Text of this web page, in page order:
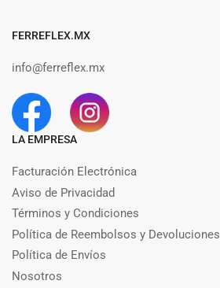
FERREFLEX.MX
info@ferreflex.mx
LA EMPRESA
Facturación Electrónica
Aviso de Privacidad
Términos y Condiciones
Política de Reembolsos y Devoluciones
Política de Envíos
Nosotros